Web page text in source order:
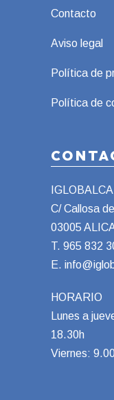
Contacto
Aviso legal
Política de
Política de
C/ Callosa
03005
T. 965 832
E.
HORARIO
Lunes a
18.30h
Viernes: